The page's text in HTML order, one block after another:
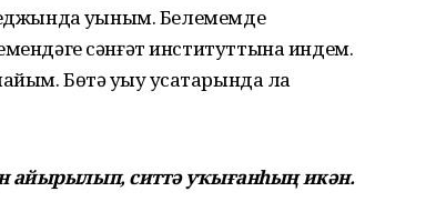
уҡыным. Белемемде
сәнғәт институттына индем.
Бөтә уҡыу усаҡтарында ла
айырылып, ситтә уҡығанһың икән.